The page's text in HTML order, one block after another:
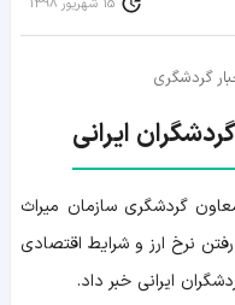
گردشگری
ایرانی
گردشگری سازمان میراث
نرخ ارز و شرایط اقتصادی
ایرانی خبر داد.